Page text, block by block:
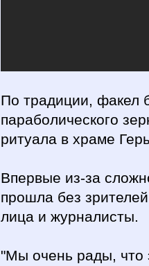
По традиции, факел
параболического
ритуала в храме
Впервые из-за
прошла без
лица и журналисты.
"Мы очень рады, что